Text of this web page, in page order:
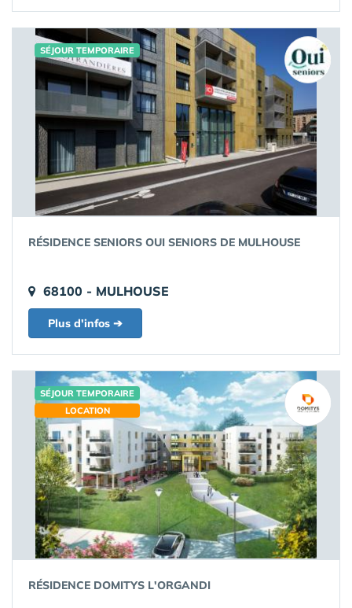
SÉJOUR TEMPORAIRE
RÉSIDENCE SENIORS OUI SENIORS DE MULHOUSE
68100 - MULHOUSE
Plus d'infos ➔
SÉJOUR TEMPORAIRE
LOCATION
RÉSIDENCE DOMITYS L'ORGANDI